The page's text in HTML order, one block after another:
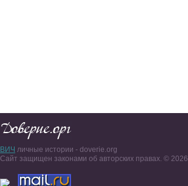
ВИЧ личные истории - doverie.org
Сайт защищен законами об авторских правах. © 2026